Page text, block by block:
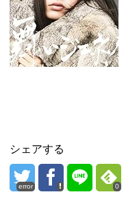
シェアする
error 0